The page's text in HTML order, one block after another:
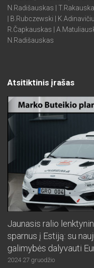
N.Radišauskas |
| B.Rubczewski |
R.Čapkauskas |
N.Radišauskas
Atsitiktinis įrašas
Jaunasis ralio
sparnus į Estiją: su
galimybės dalyvauti
2024 27 gruodžio